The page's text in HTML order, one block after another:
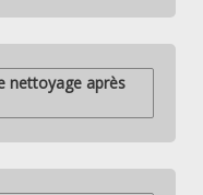
nettoyage après